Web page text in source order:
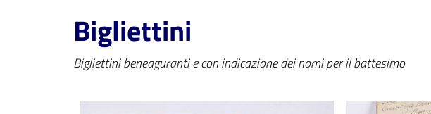
Bigliettini
Bigliettini beneaguranti e con indicazione dei nomi per il battesimo